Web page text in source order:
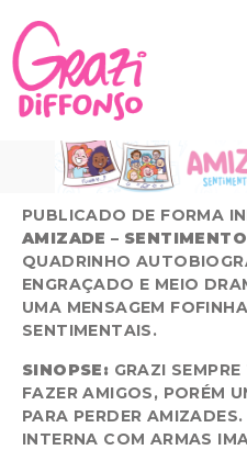
PUBLICADO DE FORMA
AMIZADE –
QUADRINHO
ENGRAÇADO E MEIO
UMA MENSAGEM
SENTIMENTAIS.
SINOPSE: GRAZI
FAZER AMIGOS, PORÉM
PARA PERDER
INTERNA COM ARMAS